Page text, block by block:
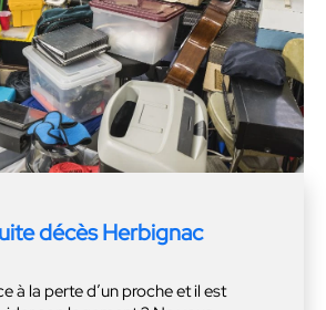
décès Herbignac
à la perte d’un proche et il est